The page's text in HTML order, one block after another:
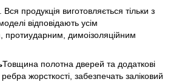
. Вся продукція виготовляється тільки з
відповідають усім
протиударним, димоізоляційним
Товщина полотна дверей та додаткові
ребра жорсткості, забезпечать заліковий